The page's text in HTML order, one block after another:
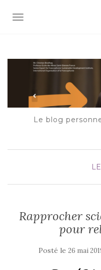
AFFICHER/MASQUER
Le blog
Rapprocher
pour
Posté le 26 mai